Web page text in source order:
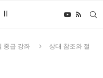
중급 강좌
상대 참조와 절